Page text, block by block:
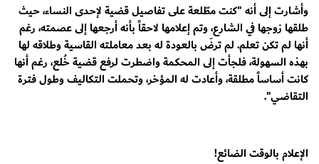
وأشارت إلى أنه "كنت مطّلعة على تفاصيل قضية لإحدى النساء، حيث
طلقها زوجها في الشارع، وتم إعلامها لاحقاً بأنه أرجعها إلى عصمته، رغم
أنها لم تكن تعلم. لم ترضَ بالعودة له بعد معاملته القاسية وطلاقه لها
بهذه السهولة، فلجأت إلى المحكمة واضطرت لرفع قضية خُلع، رغم أنها
كانت أساساً مطلقة، وأعادت له المؤخر، وتحملت التكاليف وطول فترة
التقاضي".
الإعلام بالوقت الضائع!